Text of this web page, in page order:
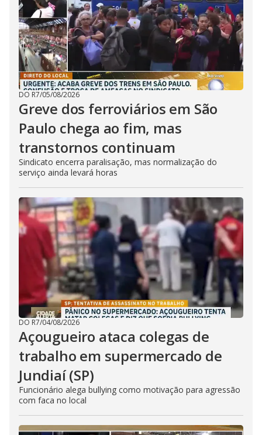
DO R7/05/08/2026
Greve dos ferroviários em São
Paulo chega ao fim, mas
transtornos continuam
Sindicato encerra paralisação, mas normalização do
serviço ainda levará horas
DO R7/04/08/2026
Açougueiro ataca colegas de
trabalho em supermercado de
Jundiaí (SP)
Funcionário alega bullying como motivação para agressão
com faca no local